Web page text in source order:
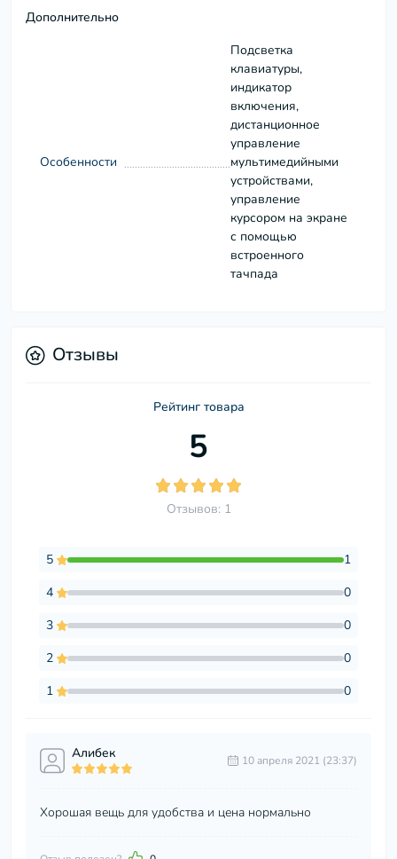
Дополнительно
Особенности
Подсветка
клавиатуры,
индикатор
включения,
дистанционное
управление
мультимедийными
устройствами,
управление
курсором на экране
с помощью
встроенного
тачпада
Отзывы
Рейтинг товара
5
Отзывов: 1
5
1
4
0
3
0
2
0
1
0
Алибек 10 апреля 2021 (23:37)
Хорошая вещь для удобства и цена нормально